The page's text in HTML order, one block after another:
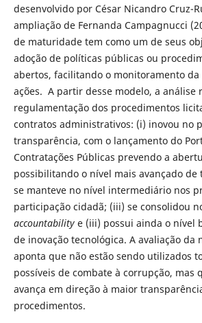
desenvolvido por César Nicandro Cruz-
ampliação de Fernanda Campagnucci
de maturidade tem como um de seus
adoção de políticas públicas ou
abertos, facilitando o monitoramento da
ações. A partir desse modelo, a análise
regulamentação dos procedimentos
contratos administrativos: (i) inovou no
transparência, com o lançamento do
Contratações Públicas prevendo a
possibilitando o nível mais avançado
se manteve no nível intermediário nos
participação cidadã; (iii) se consolidou
accountabilitye (iii) possui ainda o nível
de inovação tecnológica. A avaliação da
aponta que não estão sendo utilizados
possíveis de combate à corrupção, mas
avança em direção à maior
procedimentos.